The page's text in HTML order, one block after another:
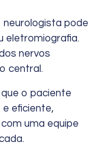
neurologista pode
eletromiografia.
nervos
central.
o paciente
eficiente,
uma equipe